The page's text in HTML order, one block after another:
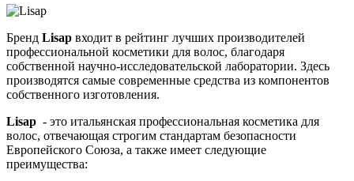
Бренд Lisap входит в рейтинг лучших производителей
профессиональной косметики для волос, благодаря
собственной научно-исследовательской лаборатории. Здесь
производятся самые современные средства из компонентов
собственного изготовления.
Lisap - это итальянская профессиональная косметика для
волос, отвечающая строгим стандартам безопасности
Европейского Союза, а также имеет следующие
преимущества: